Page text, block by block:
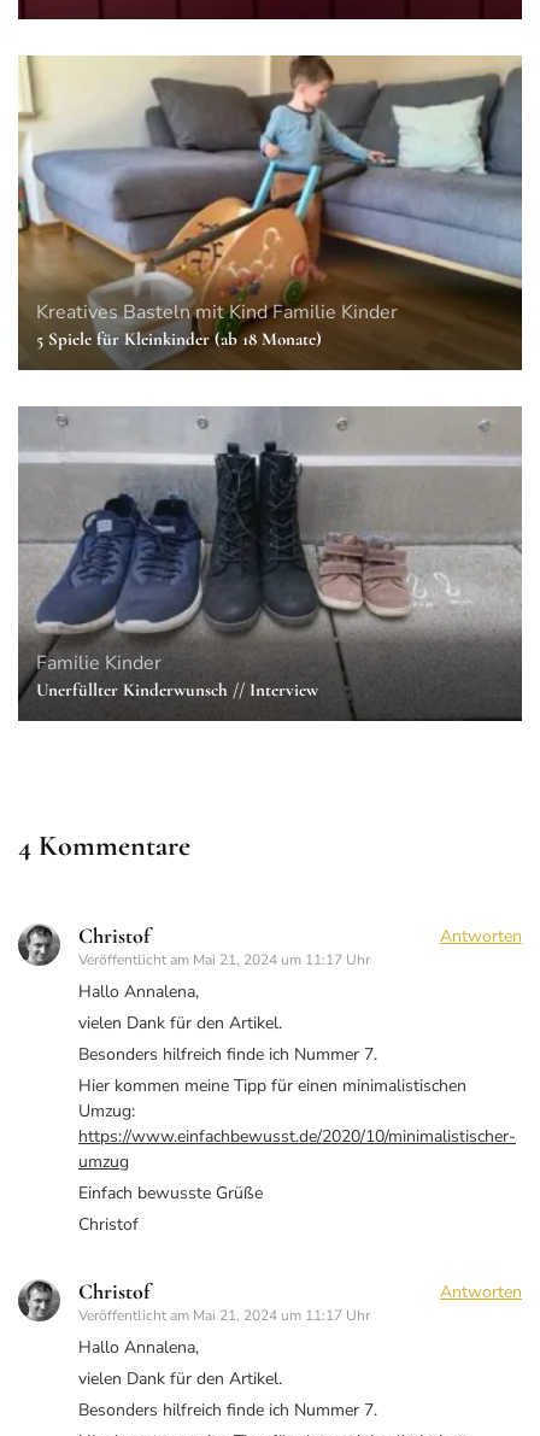
KreativesBasteln mit KindFamilie Kinder
5 Spiele für Kleinkinder (ab 18 Monate)
Familie Kinder
Unerfüllter Kinderwunsch // Interview
4 Kommentare
Christof
Veröffentlicht am Mai 21, 2024 um 11:17 Uhr
Antworten
Hallo Annalena,
vielen Dank für den Artikel.
Besonders hilfreich finde ich Nummer 7.
Hier kommen meine Tipp für einen minimalistischen
Umzug:
https://www.einfachbewusst.de/2020/10/minimalistischer-
umzug
Einfach bewusste Grüße
Christof
Christof
Veröffentlicht am Mai 21, 2024 um 11:17 Uhr
Antworten
Hallo Annalena,
vielen Dank für den Artikel.
Besonders hilfreich finde ich Nummer 7.